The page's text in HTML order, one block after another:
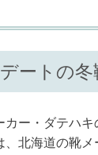
ートの冬
カー・ダテハ
、北海道の靴